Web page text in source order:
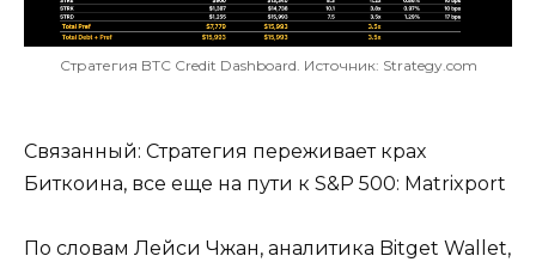
Стратегия BTC Credit Dashboard. Источник: Strategy.com
Связанный: Стратегия переживает крах
Биткоина, все еще на пути к S&P 500: Matrixport
По словам Лейси Чжан, аналитика Bitget Wallet,